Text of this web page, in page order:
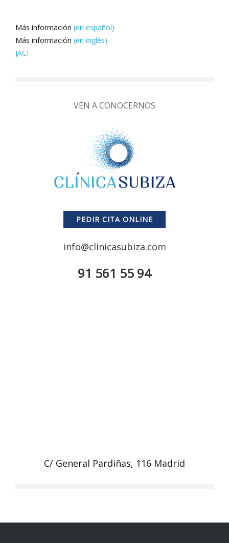
Más información (en español)
Más información (en inglés)
JACI
VEN A CONOCERNOS
PEDIR CITA ONLINE
info@clinicasubiza.com
91 561 55 94
C/ General Pardiñas, 116 Madrid